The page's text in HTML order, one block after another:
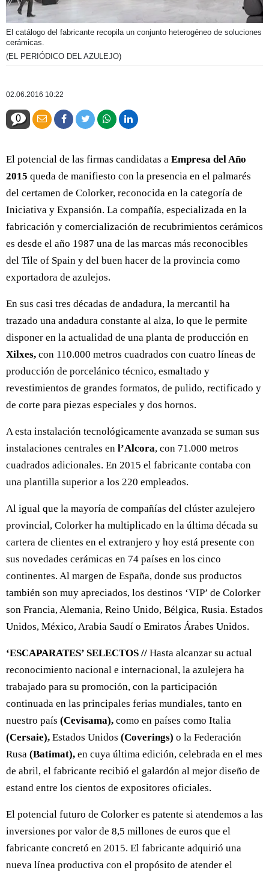
El catálogo del fabricante recopila un conjunto heterogéneo de soluciones
cerámicas.
(EL PERIÓDICO DEL AZULEJO)
02.06.2016 10:22
0
El potencial de las firmas candidatas a Empresa del Año
2015 queda de manifiesto con la presencia en el palmarés
del certamen de Colorker, reconocida en la categoría de
Iniciativa y Expansión. La compañía, especializada en la
fabricación y comercialización de recubrimientos cerámicos
es desde el año 1987 una de las marcas más reconocibles
del Tile of Spain y del buen hacer de la provincia como
exportadora de azulejos.
En sus casi tres décadas de andadura, la mercantil ha
trazado una andadura constante al alza, lo que le permite
disponer en la actualidad de una planta de producción en
Xilxes, con 110.000 metros cuadrados con cuatro líneas de
producción de porcelánico técnico, esmaltado y
revestimientos de grandes formatos, de pulido, rectificado y
de corte para piezas especiales y dos hornos.
A esta instalación tecnológicamente avanzada se suman sus
instalaciones centrales en l’Alcora, con 71.000 metros
cuadrados adicionales. En 2015 el fabricante contaba con
una plantilla superior a los 220 empleados.
Al igual que la mayoría de compañías del clúster azulejero
provincial, Colorker ha multiplicado en la última década su
cartera de clientes en el extranjero y hoy está presente con
sus novedades cerámicas en 74 países en los cinco
continentes. Al margen de España, donde sus productos
también son muy apreciados, los destinos ‘VIP’ de Colorker
son Francia, Alemania, Reino Unido, Bélgica, Rusia. Estados
Unidos, México, Arabia Saudí o Emiratos Árabes Unidos.
‘ESCAPARATES’ SELECTOS // Hasta alcanzar su actual
reconocimiento nacional e internacional, la azulejera ha
trabajado para su promoción, con la participación
continuada en las principales ferias mundiales, tanto en
nuestro país (Cevisama), como en países como Italia
(Cersaie), Estados Unidos (Coverings) o la Federación
Rusa (Batimat), en cuya última edición, celebrada en el mes
de abril, el fabricante recibió el galardón al mejor diseño de
estand entre los cientos de expositores oficiales.
El potencial futuro de Colorker es patente si atendemos a las
inversiones por valor de 8,5 millones de euros que el
fabricante concretó en 2015. El fabricante adquirió una
nueva línea productiva con el propósito de atender el